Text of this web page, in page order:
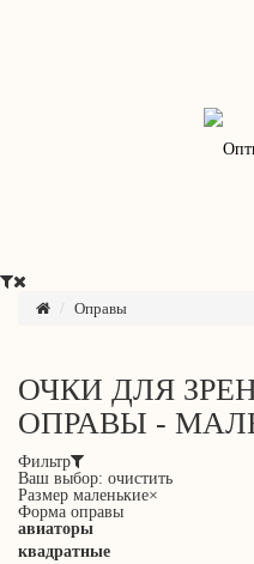
Оправы
ОЧКИ ДЛЯ
ОПРАВЫ -
Фильтр
Ваш выбор: очистить
Размер маленькие×
Форма оправы
авиаторы
квадратные